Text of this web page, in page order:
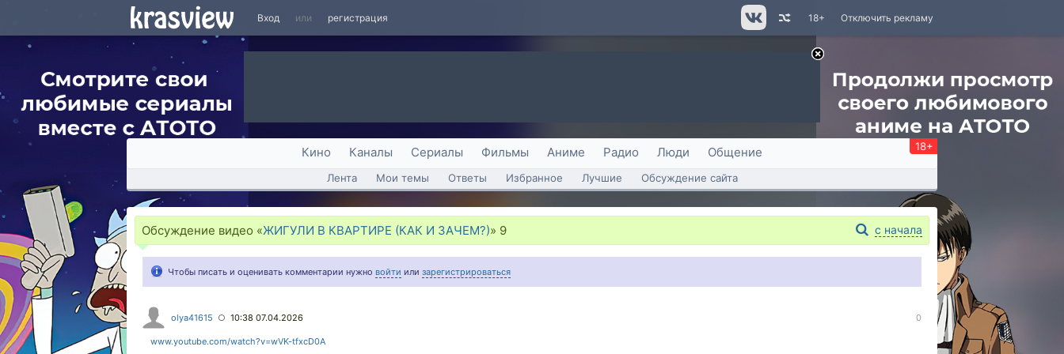
Вход или регистрация Отключить рекламу
18+
Кино Каналы Сериалы Фильмы Аниме Радио Люди Общение 18+
Лента Мои темы Ответы Избранное Лучшие Обсуждение сайта
Обсуждение видео «ЖИГУЛИ В КВАРТИРЕ (КАК И ЗАЧЕМ?)» 9 с начала
Чтобы писать и оценивать комментарии нужно войти или зарегистрироваться
olya41615 ○ 10:38 07.04.2026 0
www.youtube.com/watch?v=wVK-tfxcD0A